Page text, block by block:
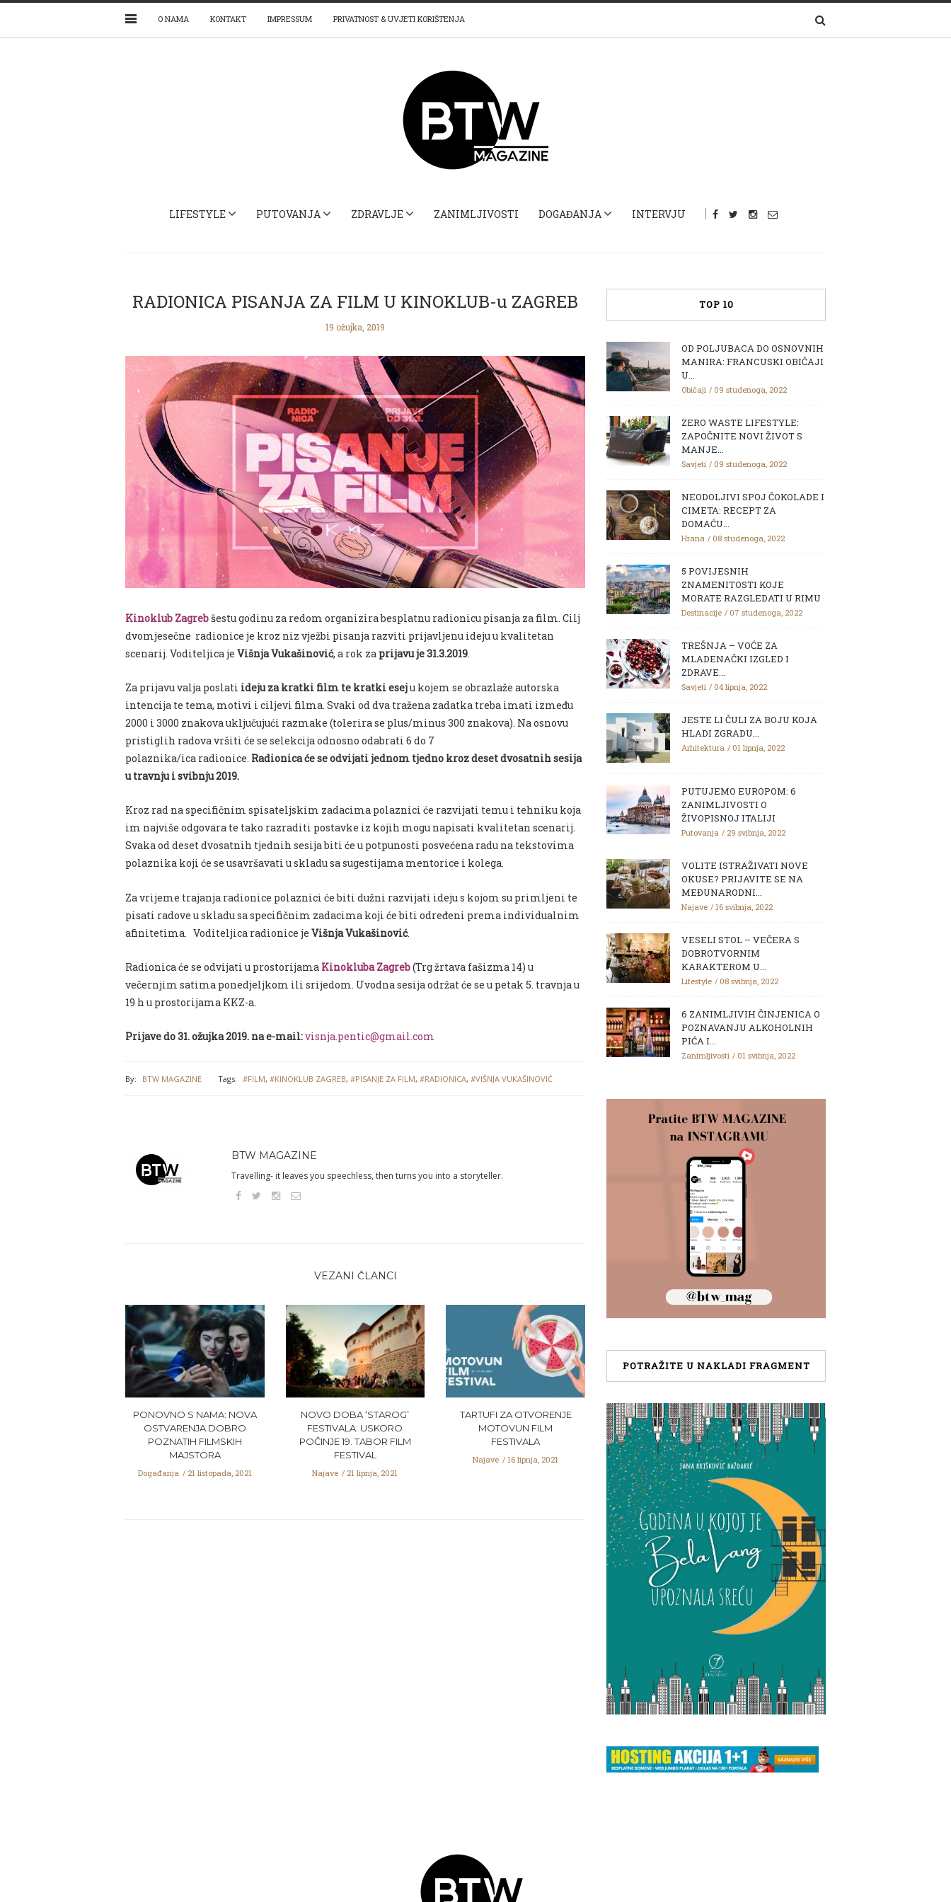
O NAMA KONTAKT IMPRESSUM PRIVATNOST & UVJETI KORIŠTENJA
LIFESTYLE PUTOVANJA ZDRAVLJE ZANIMLJIVOSTI DOGAĐANJA INTERVJU
RADIONICA PISANJA ZA FILM U KINOKLUB-u ZAGREB
19 ožujka, 2019
Kinoklub Zagrebšestu godinu za redom organizira besplatnu radionicu pisanja za film. Cilj
dvomjesečne radionice je kroz niz vježbi pisanja razviti prijavljenu ideju u kvalitetan
scenarij. Voditeljica je VišnjaVukašinović, a rok za prijavu je 31.3.2019.
Za prijavu valja poslati ideju za kratki film te kratki eseju kojem se obrazlaže autorska
intencija te tema, motivi i ciljevi filma. Svaki od dva tražena zadatka treba imati između
2000 i 3000 znakova uključujući razmake (tolerira se plus/minus 300 znakova). Na osnovu
pristiglih radova vršiti će se selekcija odnosno odabrati 6 do 7
polaznika/ica radionice. Radionica će se odvijati jednom tjedno kroz deset dvosatnih sesija
u travnju i svibnju 2019.
Kroz rad na specifičnim spisateljskim zadacima polaznici će razvijati temu i tehniku koja
im najviše odgovara te tako razraditi postavke iz kojih mogu napisati kvalitetan scenarij.
Svaka od deset dvosatnih tjednih sesija biti će u potpunosti posvećena radu na tekstovima
polaznika koji će se usavršavati u skladu sa sugestijama mentorice i kolega.
Za vrijeme trajanja radionice polaznici će biti dužni razvijati ideju s kojom su primljeni te
pisati radove u skladu sa specifičnim zadacima koji će biti određeni prema individualnim
afinitetima. Voditeljica radionice je Višnja Vukašinović.
Radionica će se odvijati u prostorijama Kinokluba Zagreb(Trg žrtava fašizma 14) u
večernjim satima ponedjeljkom ili srijedom. Uvodna sesija održat će se u petak 5. travnja u
19 h u prostorijama KKZ-a.
Prijave do 31. ožujka 2019. na e-mail:visnja.pentic@gmail.com
By: BTW MAGAZINE Tags: #FILM, #KINOKLUB ZAGREB, #PISANJE ZA FILM, #RADIONICA, #VIŠNJA VUKAŠINOVIĆ
BTW MAGAZINE
Travelling- it leaves you speechless, then turns you into a storyteller.
VEZANI ČLANCI
PONOVNO S NAMA: NOVA
OSTVARENJA DOBRO
POZNATIH FILMSKIH
MAJSTORA
Događanja 21 listopada, 2021
NOVO DOBA ‘STAROG’
FESTIVALA: USKORO
POČINJE 19. TABOR FILM
FESTIVAL
Najave 21 lipnja, 2021
TARTUFI ZA OTVORENJE
MOTOVUN FILM
FESTIVALA
Najave 16 lipnja, 2021
TOP 10
OD POLJUBACA DO OSNOVNIH
MANIRA: FRANCUSKI OBIČAJI
U...
Običaji 09 studenoga, 2022
ZERO WASTE LIFESTYLE:
ZAPOČNITE NOVI ŽIVOT S
MANJE...
Savjeti 09 studenoga, 2022
NEODOLJIVI SPOJ ČOKOLADE I
CIMETA: RECEPT ZA
DOMAĆU...
Hrana 08 studenoga, 2022
5 POVIJESNIH
ZNAMENITOSTI KOJE
MORATE RAZGLEDATI U RIMU
Destinacije 07 studenoga, 2022
TREŠNJA – VOĆE ZA
MLADENAČKI IZGLED I
ZDRAVE...
Savjeti 04 lipnja, 2022
JESTE LI ČULI ZA BOJU KOJA
HLADI ZGRADU...
Arhitektura 01 lipnja, 2022
PUTUJEMO EUROPOM: 6
ZANIMLJIVOSTI O
ŽIVOPISNOJ ITALIJI
Putovanja 29 svibnja, 2022
VOLITE ISTRAŽIVATI NOVE
OKUSE? PRIJAVITE SE NA
MEĐUNARODNI...
Najave 16 svibnja, 2022
VESELI STOL – VEČERA S
DOBROTVORNIM
KARAKTEROM U...
Lifestyle 08 svibnja, 2022
6 ZANIMLJIVIH ČINJENICA O
POZNAVANJU ALKOHOLNIH
PIĆA I...
Zanimljivosti 01 svibnja, 2022
POTRAŽITE U NAKLADI FRAGMENT